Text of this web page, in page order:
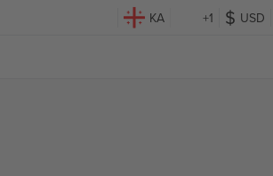
KA +1 USD